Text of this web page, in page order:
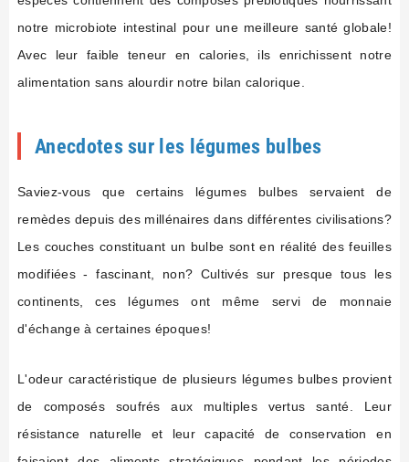
notre microbiote intestinal pour une meilleure santé globale!
Avec leur faible teneur en calories, ils enrichissent notre
alimentation sans alourdir notre bilan calorique.
Anecdotes sur les légumes bulbes
Saviez-vous que certains légumes bulbes servaient de
remèdes depuis des millénaires dans différentes civilisations?
Les couches constituant un bulbe sont en réalité des feuilles
modifiées - fascinant, non? Cultivés sur presque tous les
continents, ces légumes ont même servi de monnaie
d'échange à certaines époques!
L'odeur caractéristique de plusieurs légumes bulbes provient
de composés soufrés aux multiples vertus santé. Leur
résistance naturelle et leur capacité de conservation en